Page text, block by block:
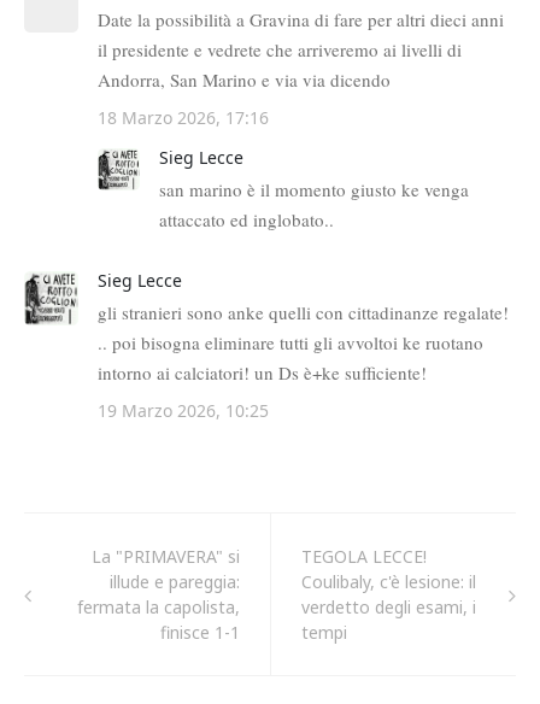
La "PRIMAVERA" si
illude e pareggia:
fermata la capolista,
finisce 1-1
TEGOLA LECCE!
Coulibaly, c'è lesione: il
verdetto degli esami, i
tempi